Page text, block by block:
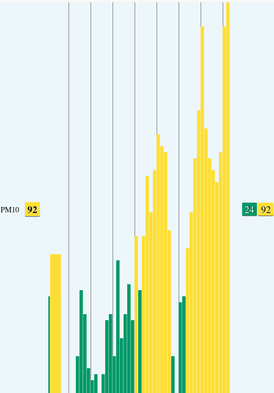
PM10 92 24 92